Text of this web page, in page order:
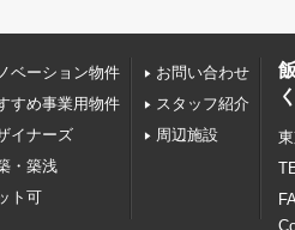
ベーション物件
すめ事業用物件
イナーズ
・築浅
ト可
お問い合わせ
スタッフ紹介
周辺施設